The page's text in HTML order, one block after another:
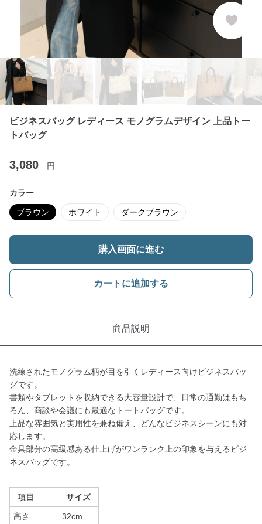
ビジネスバッグ レディース モノグラムデザイン 上品トー
トバッグ
3,080 円
カラー
ブラウン ホワイト ダークブラウン
購入画面に進む
カートに追加する
商品説明
洗練されたモノグラム柄が目を引くレディース向けビジネスバッ
グです。
書類やタブレットを収納できる大容量設計で、日常の通勤はもち
ろん、商談や会議にも最適なトートバッグです。
上品な雰囲気と実用性を兼ね備え、どんなビジネスシーンにも対
応します。
金具部分の高級感ある仕上げがワンランク上の印象を与えるビジ
ネスバッグです。
項目 サイズ
高さ 32cm